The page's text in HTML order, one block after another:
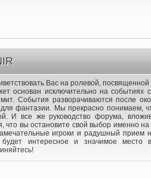
Вас на ролевой,
основан исключительно на
События разворачиваются после
фантазии. Мы прекрасно понимаем,
И все же руководство форума,
что вы остановите свой выбор именно
игроки и радушный
будет интересное и значимое место